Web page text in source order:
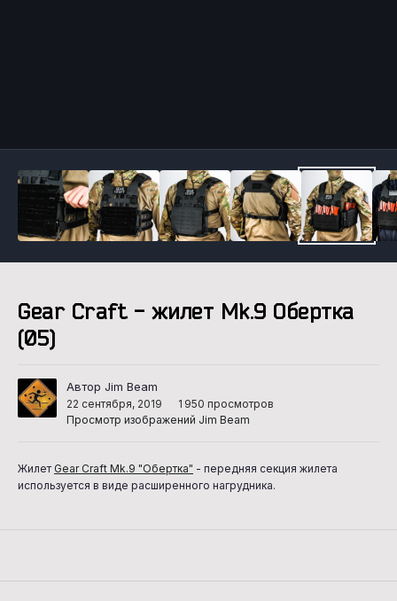
Gear Craft - жилет Mk.9 Обертка
(05)
Автор Jim Beam
22 сентября, 2019
1 950 просмотров
Просмотр изображений Jim Beam
Жилет Gear Craft Mk.9 "Обертка" - передняя секция жилета
используется в виде расширенного нагрудника.